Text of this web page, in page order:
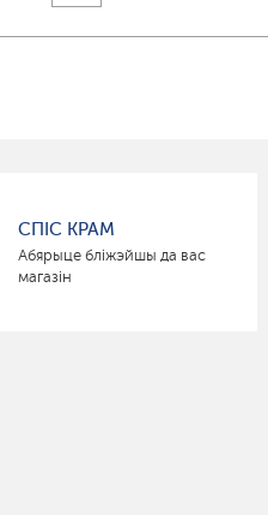
СПІС КРАМ
Абярыце бліжэйшы да вас
магазін